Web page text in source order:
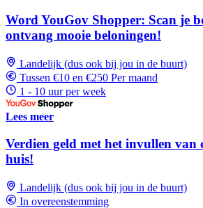
Word YouGov Shopper: Scan je
ontvang mooie beloningen!
Landelijk (dus ook bij jou in de buurt)
Tussen €10 en €250 Per maand
1 - 10 uur per week
Lees meer
Verdien geld met het invullen van
huis!
Landelijk (dus ook bij jou in de buurt)
In overeenstemming